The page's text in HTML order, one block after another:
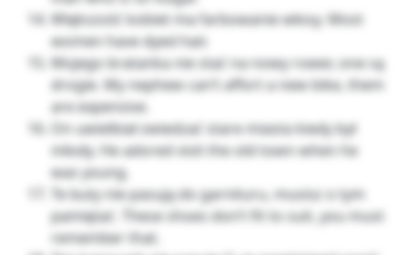
Większość kobiet ma farbowanie włosy. Most
women have dyed hair.
Mojego bratanka nie stać na nowy rower, one są
drogie. My nephew can’t affort a new bike, them
are expensive.
On uwielbiał zwiedzać stare miasta kiedy był
młody. He adored visit the old town when he
was young.
Te buty nie pasują do garnituru, musisz o tym
pamiętać. These shoes don’t fit to suit, you must
remember that.